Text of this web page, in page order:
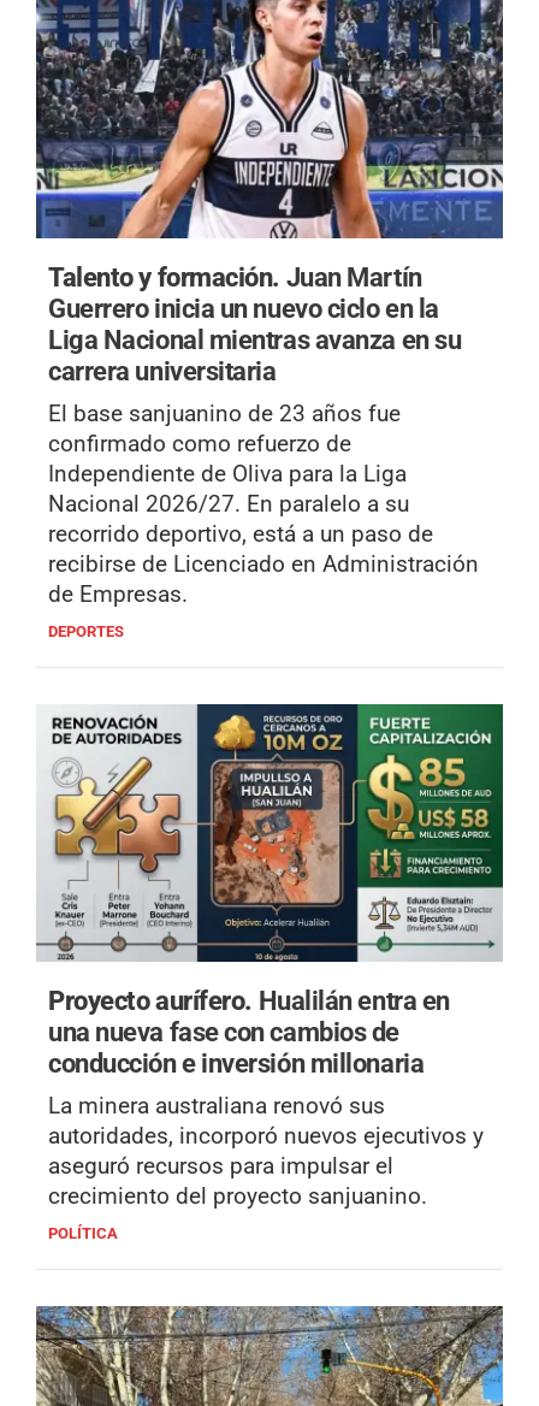
Talento y formación. Juan Martín
Guerrero inicia un nuevo ciclo en la
Liga Nacional mientras avanza en su
carrera universitaria
El base sanjuanino de 23 años fue
confirmado como refuerzo de
Independiente de Oliva para la Liga
Nacional 2026/27. En paralelo a su
recorrido deportivo, está a un paso de
recibirse de Licenciado en Administración
de Empresas.
DEPORTES
Proyecto aurífero. Hualilán entra en
una nueva fase con cambios de
conducción e inversión millonaria
La minera australiana renovó sus
autoridades, incorporó nuevos ejecutivos y
aseguró recursos para impulsar el
crecimiento del proyecto sanjuanino.
POLÍTICA